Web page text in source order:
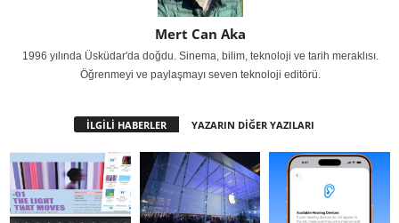
Mert Can Aka
1996 yılında Üsküdar'da doğdu. Sinema, bilim, teknoloji ve tarih meraklısı.
Öğrenmeyi ve paylaşmayı seven teknoloji editörü.
İLGİLİ HABERLER YAZARIN DİĞER YAZILARI